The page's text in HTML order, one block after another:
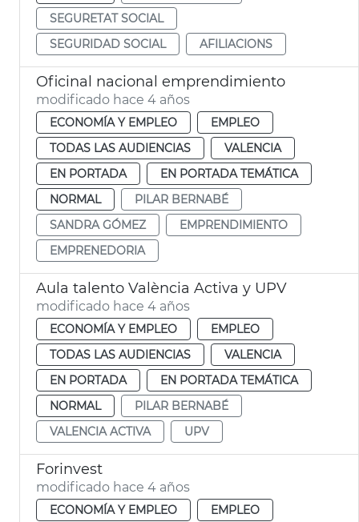
SEGURETAT SOCIAL
SEGURIDAD SOCIAL
AFILIACIONS
Oficinal nacional emprendimiento
modificado hace 4 años
ECONOMÍA Y EMPLEO
EMPLEO
TODAS LAS AUDIENCIAS
VALENCIA
EN PORTADA
EN PORTADA TEMÁTICA
NORMAL
PILAR BERNABÉ
SANDRA GÓMEZ
EMPRENDIMIENTO
EMPRENEDORIA
Aula talento València Activa y UPV
modificado hace 4 años
ECONOMÍA Y EMPLEO
EMPLEO
TODAS LAS AUDIENCIAS
VALENCIA
EN PORTADA
EN PORTADA TEMÁTICA
NORMAL
PILAR BERNABÉ
VALENCIA ACTIVA
UPV
Forinvest
modificado hace 4 años
ECONOMÍA Y EMPLEO
EMPLEO